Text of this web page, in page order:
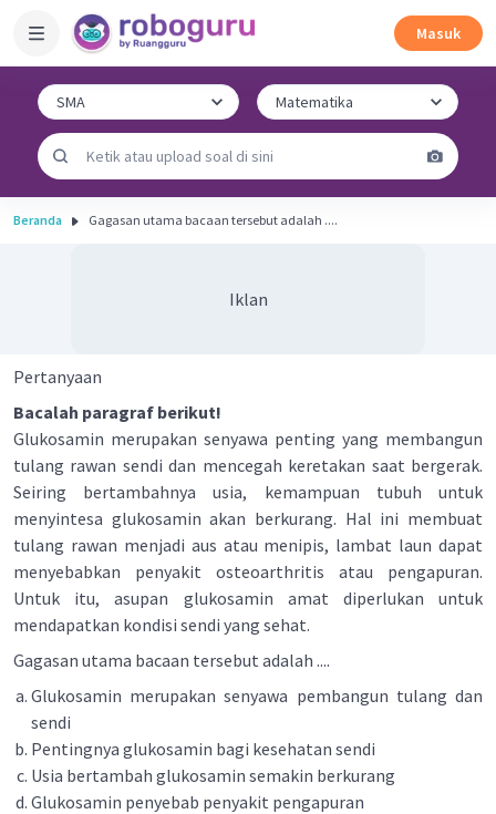
Masuk
Beranda Gagasan utama bacaan tersebut adalah ....
Iklan
Pertanyaan
Bacalah paragraf berikut!
Glukosamin merupakan senyawa penting yang membangun
tulang rawan sendi dan mencegah keretakan saat bergerak.
Seiring bertambahnya usia, kemampuan tubuh untuk
menyintesa glukosamin akan berkurang. Hal ini membuat
tulang rawan menjadi aus atau menipis, lambat laun dapat
menyebabkan penyakit osteoarthritis atau pengapuran.
Untuk itu, asupan glukosamin amat diperlukan untuk
mendapatkan kondisi sendi yang sehat.
Gagasan utama bacaan tersebut adalah ....
Glukosamin merupakan senyawa pembangun tulang dan
sendi
Pentingnya glukosamin bagi kesehatan sendi
Usia bertambah glukosamin semakin berkurang
Glukosamin penyebab penyakit pengapuran